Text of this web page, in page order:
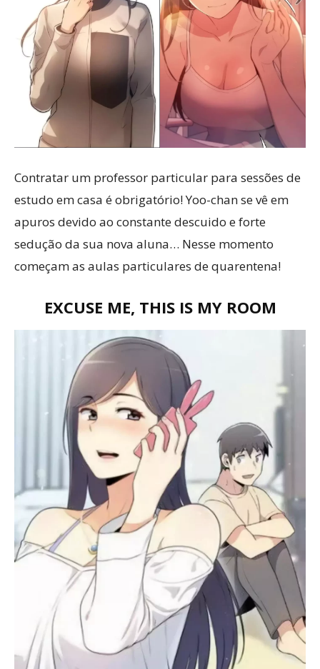
Contratar um professor particular para sessões de
estudo em casa é obrigatório! Yoo-chan se vê em
apuros devido ao constante descuido e forte
sedução da sua nova aluna… Nesse momento
começam as aulas particulares de quarentena!
EXCUSE ME, THIS IS MY ROOM